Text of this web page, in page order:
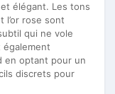
élégant. Les tons
l’or rose sont
qui ne vole
en optant pour un
discrets pour